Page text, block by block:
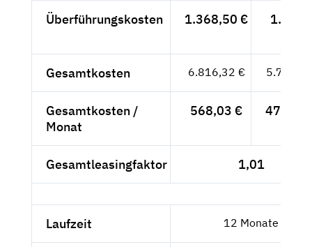
Überführungskosten 1.368,50 €
1.150,-
Gesamtkosten 6.816,32 € 5.728,--
Gesamtkosten /
Monat
568,03 € 477,33
Gesamtleasingfaktor 1,01
Laufzeit 12 Monate